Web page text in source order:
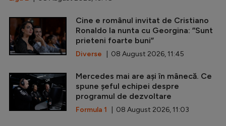
Cine e românul invitat de Cristiano
Ronaldo la nunta cu Georgina: ”Sunt
prieteni foarte buni”
Diverse | 08 August 2026, 11:45
Mercedes mai are ași în mânecă. Ce
spune șeful echipei despre
programul de dezvoltare
Formula 1 | 08 August 2026, 11:03